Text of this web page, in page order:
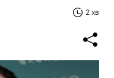
2 хв